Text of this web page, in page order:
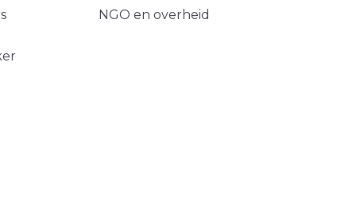
NGO en overheid